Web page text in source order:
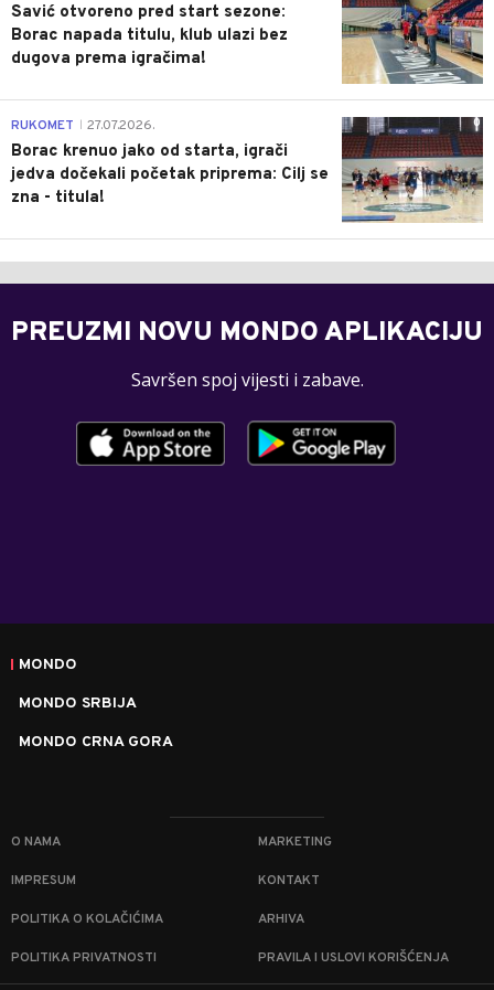
Savić otvoreno pred start sezone:
Borac napada titulu, klub ulazi bez
dugova prema igračima!
0
RUKOMET 27.07.2026.
Borac krenuo jako od starta, igrači
jedva dočekali početak priprema: Cilj se
zna - titula!
PREUZMI NOVU MONDO APLIKACIJU
Savršen spoj vijesti i zabave.
MONDO
MONDO SRBIJA
MONDO CRNA GORA
O NAMA MARKETING
IMPRESUM KONTAKT
POLITIKA O KOLAČIĆIMA ARHIVA
POLITIKA PRIVATNOSTI PRAVILA I USLOVI KORIŠĆENJA